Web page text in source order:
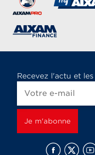
Recevez l'actu et